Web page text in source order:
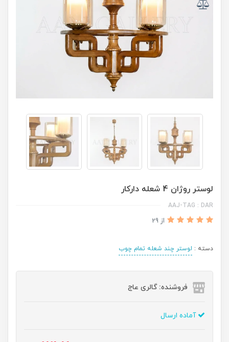
لوستر روژان 4 شعله دارکار
AAJ-TAG : DAR
از 29
دسته : لوستر چند شعله تمام چوب
فروشنده: گالری عاج
آماده ارسال